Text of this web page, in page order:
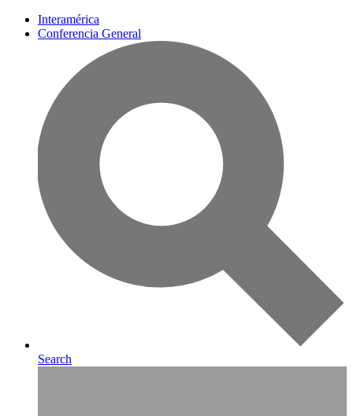
Interamérica
Conferencia General
Search